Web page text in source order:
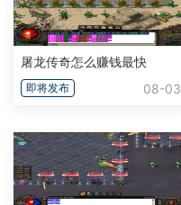
屠龙传奇怎么赚钱最快
即将发布 08-03